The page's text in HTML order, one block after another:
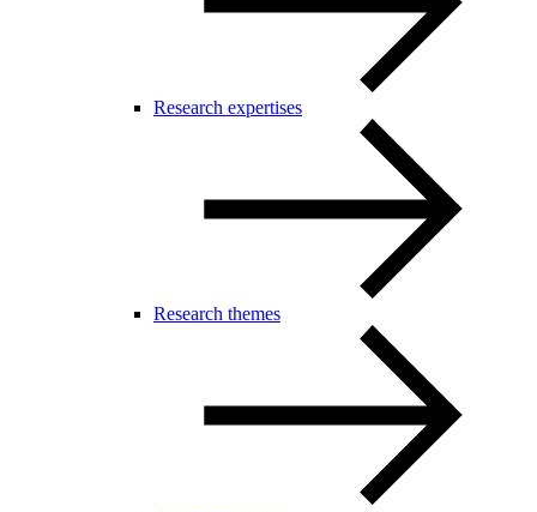
Research expertises
Research themes